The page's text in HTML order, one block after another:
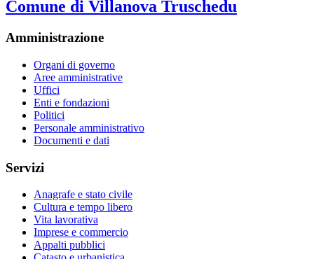
Comune di Villanova Truschedu
Amministrazione
Organi di governo
Aree amministrative
Uffici
Enti e fondazioni
Politici
Personale amministrativo
Documenti e dati
Servizi
Anagrafe e stato civile
Cultura e tempo libero
Vita lavorativa
Imprese e commercio
Appalti pubblici